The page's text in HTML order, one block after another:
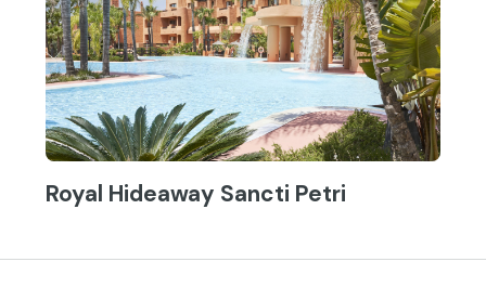
Royal Hideaway Sancti Petri